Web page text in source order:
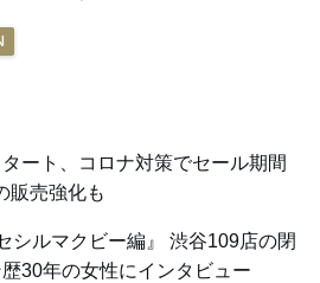
ート、コロナ対策でセール期間
売強化も
シルマクビー編』 渋谷109店の閉
30年の女性にインタビュー